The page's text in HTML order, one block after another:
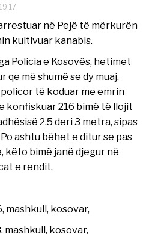
në Pejë të mërkurën
kultivuar kanabis.
Policia e Kosovës, hetimet
qe më shumë se dy muaj.
të koduar me emrin
konfiskuar 216 bimë të llojit
2.5 deri 3 metra, sipas
ashtu bëhet e ditur se pas
këto bimë janë djegur në
e rendit.
mashkull, kosovar,
mashkull, kosovar,